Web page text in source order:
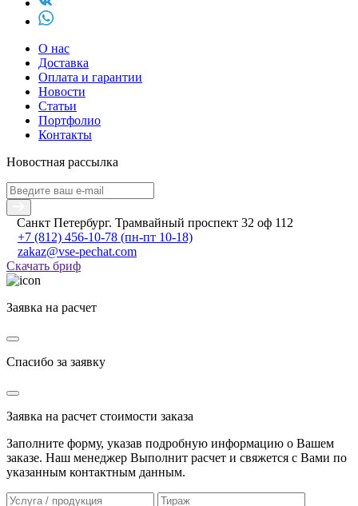
О нас
Доставка
Оплата и гарантии
Новости
Статьи
Портфолио
Контакты
Новостная рассылка
Санкт Петербург. Трамвайный проспект 32 оф 112
+7 (812) 456-10-78 (пн-пт 10-18)
zakaz@vse-pechat.com
Скачать бриф
Заявка на расчет
Спасибо за заявку
Заявка на расчет стоимости заказа
Заполните форму, указав подробную информацию о Вашем
заказе. Наш менеджер Выполнит расчет и свяжется с Вами по
указанным контактным данным.